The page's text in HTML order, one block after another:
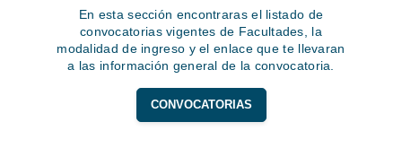
En esta sección encontraras el listado de
convocatorias vigentes de Facultades, la
modalidad de ingreso y el enlace que te llevaran
a las información general de la convocatoria.
CONVOCATORIAS